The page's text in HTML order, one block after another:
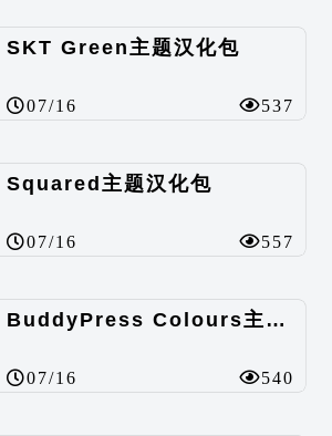
SKT Green主题汉化包
07/16 537
Squared主题汉化包
07/16 557
BuddyPress Colours主题汉化包
07/16 540